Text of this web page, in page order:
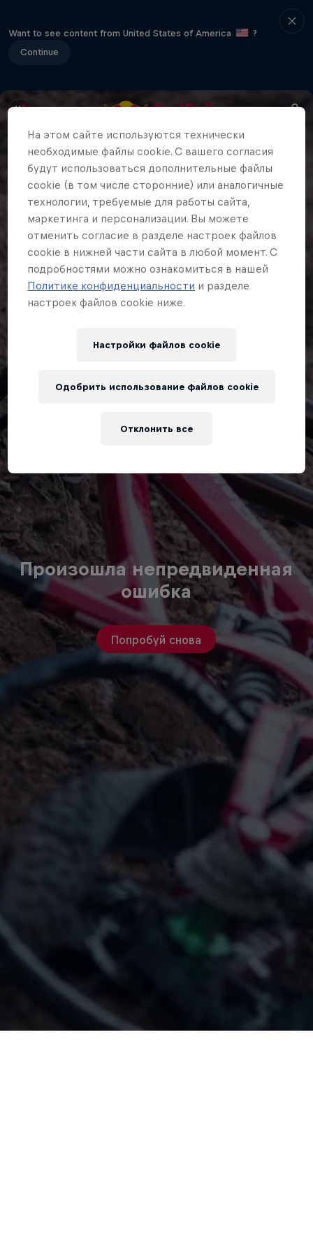
Want to see content from United States of America
?
Continue
Произошла непредвиденная
ошибка
Попробуй снова
На этом сайте иcпользуются технически
необходимые файлы cookie. С вашего согласия
будут использоваться дополнительные файлы
cookie (в том числе сторонние) или аналогичные
технологии, требуемые для работы сайта,
маркетинга и персонализации. Вы можете
отменить согласие в разделе настроек файлов
cookie в нижней части сайта в любой момент. С
подробностями можно ознакомиться в нашей
Политике конфиденциальности и разделе
настроек файлов cookie ниже.
Настройки файлов cookie
Отклонить все
Одобрить использование файлов cookie